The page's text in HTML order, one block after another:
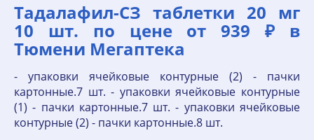
Тадалафил-СЗ таблетки 20 мг
10 шт. по цене от 939 ₽ в
Тюмени Мегаптека
- упаковки ячейковые контурные (2) - пачки
картонные.7 шт. - упаковки ячейковые контурные
(1) - пачки картонные.7 шт. - упаковки ячейковые
контурные (2) - пачки картонные.8 шт.